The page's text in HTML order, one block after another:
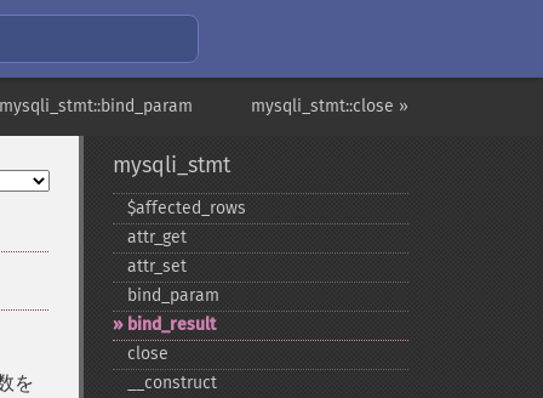
mysqli_stmt::close »
を
mysqli_stmt
$affected_​rows
attr_​get
attr_​set
bind_​param
bind_​result
close
_​_​construct